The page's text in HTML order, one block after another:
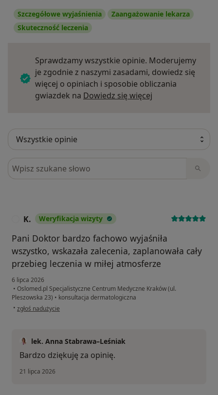
Szczegółowe wyjaśnienia
Zaangażowanie lekarza
Skuteczność leczenia
Sprawdzamy wszystkie opinie. Moderujemy
je zgodnie z naszymi zasadami, dowiedz się
więcej o opiniach i sposobie obliczania
gwiazdek na Dowiedz się więcej
Szukaj w opiniach
K. Weryfikacja wizyty
Pani Doktor bardzo fachowo wyjaśniła
wszystko, wskazała zalecenia, zaplanowała cały
przebieg leczenia w miłej atmosferze
6 lipca 2026
• Oslomed.pl Specjalistyczne Centrum Medyczne Kraków (ul.
Pleszowska 23) • konsultacja dermatologiczna
• w opinii użytkownika K.
zgłoś nadużycie
lek. Anna Stabrawa–Leśniak
Bardzo dziękuję za opinię.
21 lipca 2026